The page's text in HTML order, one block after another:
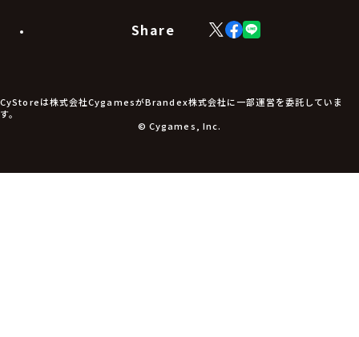
食品・飲料品
アパレル小物
アクセサリー
Share
X
(Twitter)
Facebook
LINE
CyStoreは株式会社CygamesがBrandex株式会社に一部運営を委託していま
す。
© Cygames, Inc.